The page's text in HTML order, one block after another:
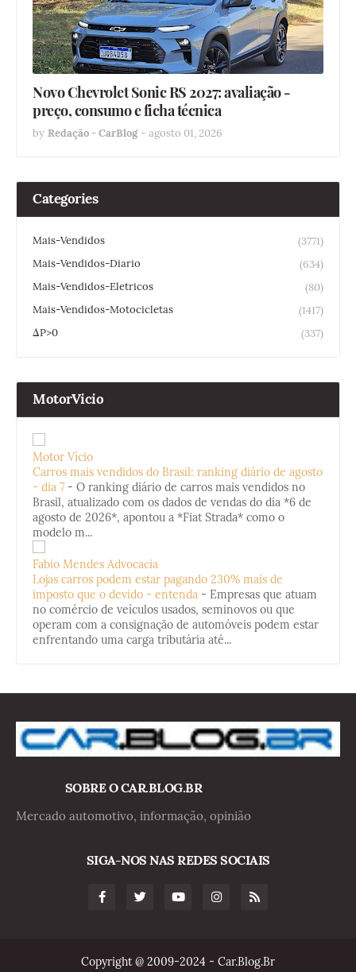
Novo Chevrolet Sonic RS 2027: avaliação -
preço, consumo e ficha técnica
by Redação - CarBlog - agosto 01, 2026
Categories
Mais-Vendidos
(3771)
Mais-Vendidos-Diario
(634)
Mais-Vendidos-Eletricos
(80)
Mais-Vendidos-Motocicletas
(1417)
ΔP>0
(337)
MotorVicio
Motor Vício
Carros mais vendidos do Brasil: ranking diário de agosto
- dia 7 - O ranking diário de carros mais vendidos no
Brasil, atualizado com os dados de vendas do dia *6 de
agosto de 2026*, apontou a *Fiat Strada* como o
modelo m...
Fabio Mendes Advocacia
Lojas carros podem estar pagando 230% mais de
imposto que o devido - entenda - Empresas que atuam
no comércio de veículos usados, seminovos ou que
operam com a consignação de automóveis podem estar
enfrentando uma carga tributária até...
SOBRE O CAR.BLOG.BR
Mercado automotivo, informação, opinião
SIGA-NOS NAS REDES SOCIAIS
Copyright @ 2009-2024 - Car.Blog.Br